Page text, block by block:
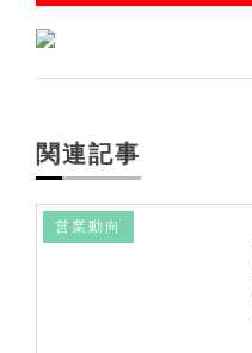
関連記事
営業動向